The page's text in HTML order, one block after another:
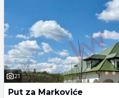
21
Put za Markoviće